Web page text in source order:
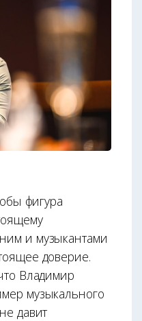
фигура
и музыкантами
доверие.
Владимир
музыкального
давит